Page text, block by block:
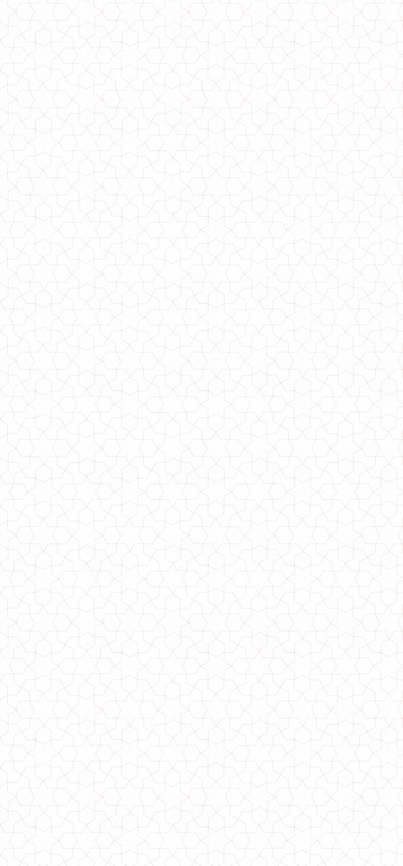
Жіноче плаття міді з яскравим принтом
680.00грн.
Жіноче плаття міді з коротким рукавом
570.00грн.
Модне плаття міді з вирізом на спині
760.00грн.
Літнє жіноче плаття міді в діловому стилі